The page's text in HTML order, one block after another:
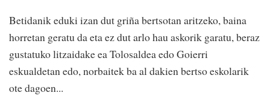
Betidanik eduki izan dut griña bertsotan aritzeko, baina
horretan geratu da eta ez dut arlo hau askorik garatu, beraz
gustatuko litzaidake ea Tolosaldea edo Goierri
eskualdetan edo, norbaitek ba al dakien bertso eskolarik
ote dagoen...